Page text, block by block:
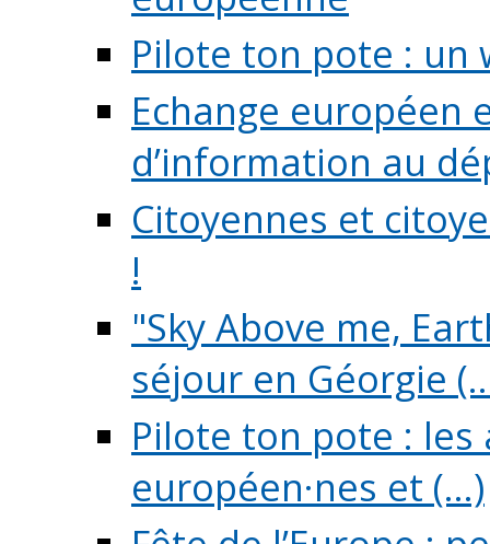
Pilote ton pote : un
Echange européen
d’information au
Citoyennes et
!
"Sky Above me,
séjour en Géorgie
Pilote ton pote :
européen·nes et (...)